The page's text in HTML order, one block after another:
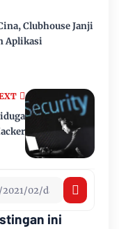
Clubhouse Janji
Aplikasi
ini